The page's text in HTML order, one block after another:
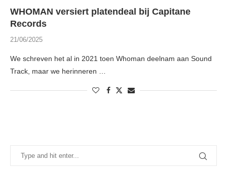
WHOMAN versiert platendeal bij Capitane
Records
21/06/2025
We schreven het al in 2021 toen Whoman deelnam aan Sound
Track, maar we herinneren …